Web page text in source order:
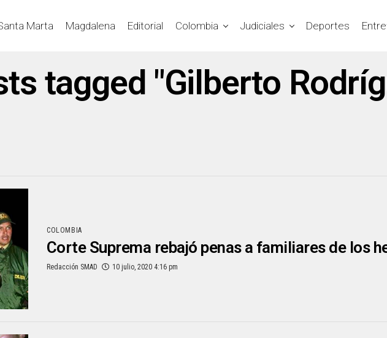
Marta Magdalena Editorial Colombia Judiciales Deportes
tagged "Gilberto
COLOMBIA
Corte Suprema rebajó penas a familiares de los
Redacción SMAD 10 julio, 2020 4:16 pm